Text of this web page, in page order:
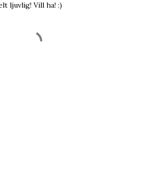
ljuvlig! Vill ha! :)